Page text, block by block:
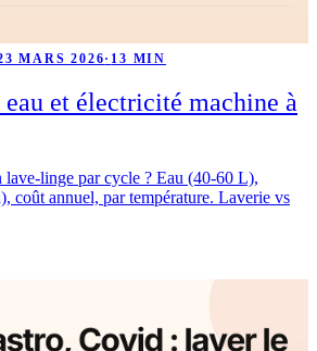
MARS 2026· 13 MIN
et électricité machine à
lave-linge par cycle ? Eau (40-60 L),
coût annuel, par température. Laverie vs